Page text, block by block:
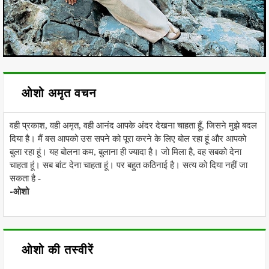
ओशो अमृत वचन
वही प्रकाश, वही अमृत, वही आनंद आपके अंदर देखना चाहता हूँ, जिसने मुझे बदल
दिया है। मैं बस आपको उस सपने को पूरा करने के लिए बोल रहा हूं और आपको
बुला रहा हूं। यह बोलना कम, बुलाना ही ज्यादा है। जो मिला है, वह सबको देना
चाहता हूं। सब बांट देना चाहता हूं। पर बहुत कठिनाई है। सत्य को दिया नहीं जा
सकता है -
-ओशो
ओशो की तस्वीरें